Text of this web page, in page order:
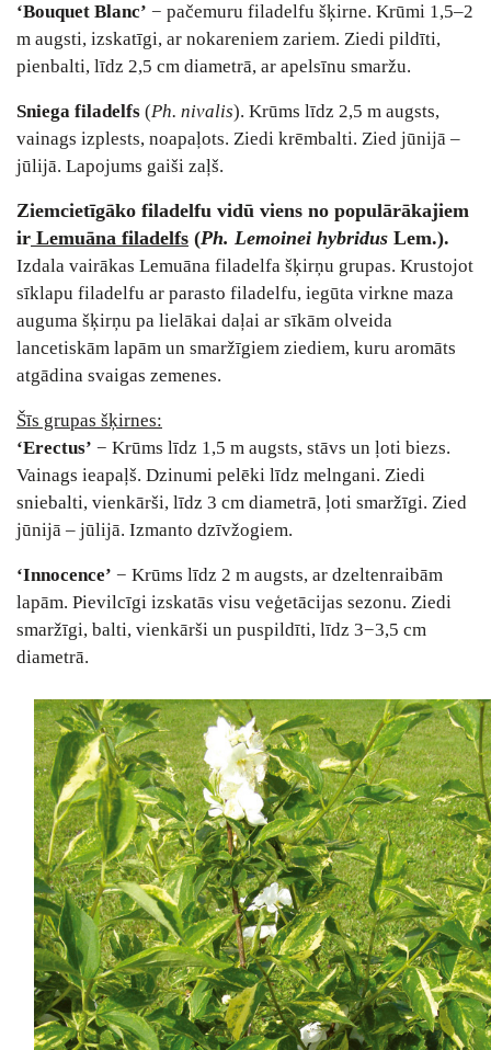
‘Bouquet Blanc’ − pačemuru filadelfu šķirne. Krūmi 1,5–2
m augsti, izskatīgi, ar nokareniem zariem. Ziedi pildīti,
pienbalti, līdz 2,5 cm diametrā, ar apelsīnu smaržu.
Sniega filadelfs (Ph. nivalis). Krūms līdz 2,5 m augsts,
vainags izplests, noapaļots. Ziedi krēmbalti. Zied jūnijā –
jūlijā. Lapojums gaiši zaļš.
Ziemcietīgāko filadelfu vidū viens no populārākajiem
ir Lemuāna filadelfs (Ph. Lemoinei hybridus Lem.).
Izdala vairākas Lemuāna filadelfa šķirņu grupas. Krustojot
sīklapu filadelfu ar parasto filadelfu, iegūta virkne maza
auguma šķirņu pa lielākai daļai ar sīkām olveida
lancetiskām lapām un smaržīgiem ziediem, kuru aromāts
atgādina svaigas zemenes.
Šīs grupas šķirnes:
‘Erectus’ − Krūms līdz 1,5 m augsts, stāvs un ļoti biezs.
Vainags ieapaļš. Dzinumi pelēki līdz melngani. Ziedi
sniebalti, vienkārši, līdz 3 cm diametrā, ļoti smaržīgi. Zied
jūnijā – jūlijā. Izmanto dzīvžogiem.
‘Innocence’ − Krūms līdz 2 m augsts, ar dzeltenraibām
lapām. Pievilcīgi izskatās visu veģetācijas sezonu. Ziedi
smaržīgi, balti, vienkārši un puspildīti, līdz 3−3,5 cm
diametrā.